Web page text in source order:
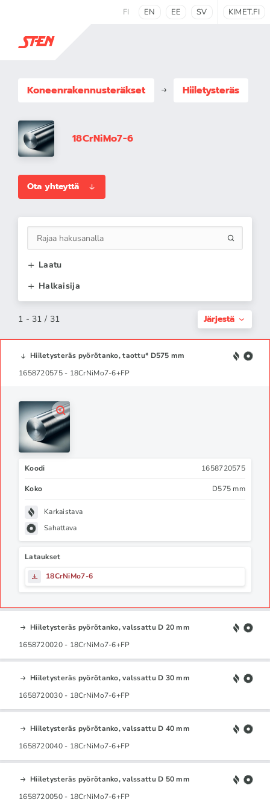
FI EN EE SV KIMET.FI
Koneenrakennus­teräkset Hiiletysteräs
18CrNiMo7-6
Ota yhteyttä
Laatu
Halkaisija
1 - 31 / 31 Järjestä
Hiiletysteräs pyörötanko, taottu* D575 mm
1658720575 - 18CrNiMo7-6+FP
Koodi 1658720575
Koko D575 mm
Karkaistava
Sahattava
Lataukset
18CrNiMo7-6
Hiiletysteräs pyörötanko, valssattu D 20 mm
1658720020 - 18CrNiMo7-6+FP
Hiiletysteräs pyörötanko, valssattu D 30 mm
1658720030 - 18CrNiMo7-6+FP
Hiiletysteräs pyörötanko, valssattu D 40 mm
1658720040 - 18CrNiMo7-6+FP
Hiiletysteräs pyörötanko, valssattu D 50 mm
1658720050 - 18CrNiMo7-6+FP